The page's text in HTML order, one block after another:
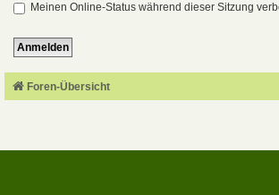
Meinen Online-Status während dieser Sitzung
Foren-Übersicht